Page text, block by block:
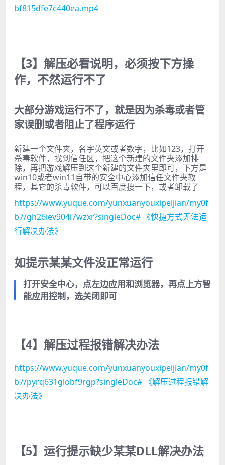
bf815dfe7c440ea.mp4
【3】解压必看说明，必须按下方操
作，不然运行不了
大部分游戏运行不了，就是因为杀毒或者管
家误删或者阻止了程序运行
新建一个文件夹，名字英文或者数字，比如123，打开
杀毒软件，找到信任区，把这个新建的文件夹添加排
除，再把游戏解压到这个新建的文件夹里即可，下方是
win10或者win11自带的安全中心添加信任文件夹教
程，其它的杀毒软件，可以百度搜一下，或者卸载了
https://www.yuque.com/yunxuanyouxipeijian/my0f
b7/gh26iev904i7wzxr?singleDoc# 《快捷方式无法运
行解决办法》
如提示某某文件没正常运行
打开安全中心，点左边应用和浏览器，再点上方智
能应用控制，选关闭即可
【4】解压过程报错解决办法
https://www.yuque.com/yunxuanyouxipeijian/my0f
b7/pyrq631globf9rgp?singleDoc# 《解压过程报错解
决办法》
【5】运行提示缺少某某DLL解决办法